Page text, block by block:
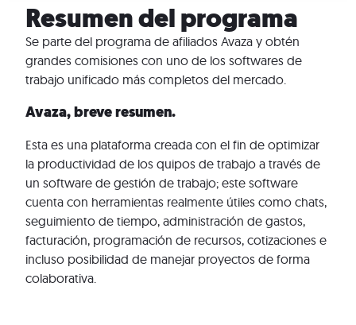
Resumen del programa
Se parte del programa de afiliados Avaza y obtén
grandes comisiones con uno de los softwares de
trabajo unificado más completos del mercado.
Avaza, breve resumen.
Esta es una plataforma creada con el fin de optimizar
la productividad de los quipos de trabajo a través de
un software de gestión de trabajo; este software
cuenta con herramientas realmente útiles como chats,
seguimiento de tiempo, administración de gastos,
facturación, programación de recursos, cotizaciones e
incluso posibilidad de manejar proyectos de forma
colaborativa.